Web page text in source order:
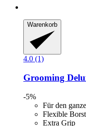
Warenkorb
4.0 (1)
Grooming
-5%
Für den
Flexible
Extra Grip